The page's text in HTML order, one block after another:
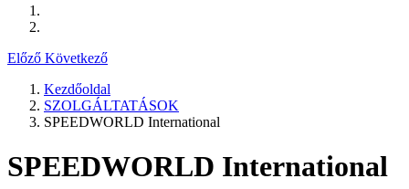
Előző Következő
Kezdőoldal
SZOLGÁLTATÁSOK
SPEEDWORLD International
SPEEDWORLD International